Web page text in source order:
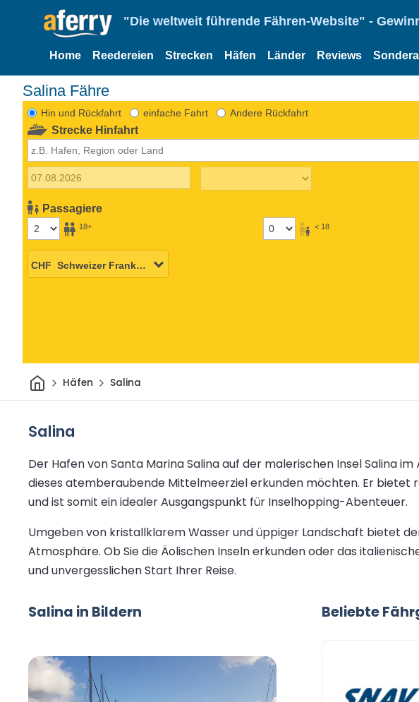
"Die weltweit führende Fähren-Website" -
Home Reedereien Strecken Häfen Länder Reviews
Salina Fähre
Hin und Rückfahrt einfache Fahrt Andere Rückfahrt
Strecke Hinfahrt
Passagiere
18+ < 18
HeimHäfen Salina
Salina
Der Hafen von Santa Marina Salina auf der malerischen Insel Salina
dieses atemberaubende Mittelmeerziel erkunden möchten. Er bietet
und ist somit ein idealer Ausgangspunkt für Inselhopping-Abenteuer.
Umgeben von kristallklarem Wasser und üppiger Landschaft bietet
Atmosphäre. Ob Sie die Äolischen Inseln erkunden oder das
und unvergesslichen Start Ihrer Reise.
Salina in Bildern Beliebte